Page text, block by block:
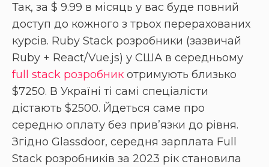
Так, за $ 9.99 в місяць у вас буде повний
доступ до кожного з трьох перерахованих
курсів. Ruby Stack розробники (зазвичай
Ruby + React/Vue.js) у США в середньому
full stack розробник отримують близько
$7250. В Україні ті самі спеціалісти
дістають $2500. Йдеться саме про
середню оплату без привʼязки до рівня.
Згідно Glassdoor, середня зарплата Full
Stack розробників за 2023 рік становила